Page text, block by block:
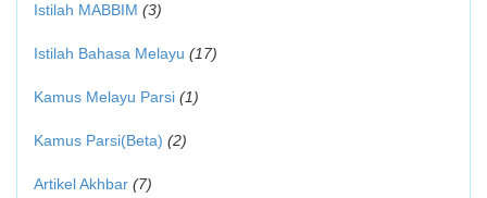
Istilah MABBIM (3)
Istilah Bahasa Melayu (17)
Kamus Melayu Parsi (1)
Kamus Parsi(Beta) (2)
Artikel Akhbar (7)